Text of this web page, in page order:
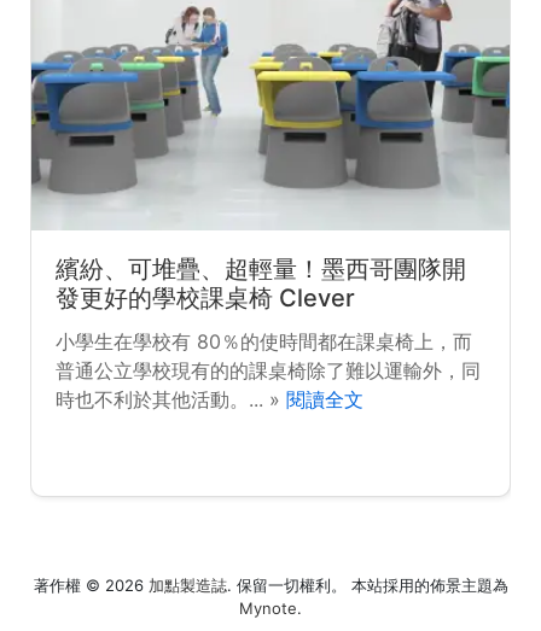
繽紛、可堆疊、超輕量！墨西哥團隊開
發更好的學校課桌椅 Clever
小學生在學校有 80％的使時間都在課桌椅上，而
普通公立學校現有的的課桌椅除了難以運輸外，同
時也不利於其他活動。... » 閱讀全文
著作權 © 2026 加點製造誌. 保留一切權利。 本站採用的佈景主題為
Mynote.